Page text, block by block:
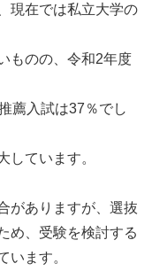
現在では私立大学の
ものの、令和2年度
薦入試は37％でし
しています。
がありますが、選抜
め、受験を検討する
います。